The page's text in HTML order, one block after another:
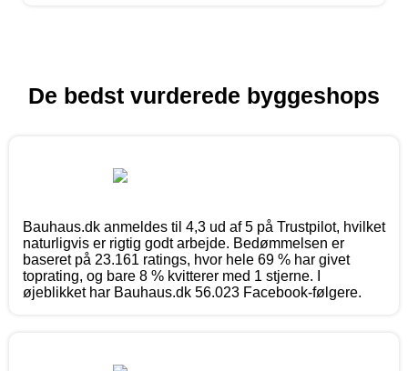
De bedst vurderede byggeshops
Bauhaus.dk anmeldes til 4,3 ud af 5 på Trustpilot, hvilket
naturligvis er rigtig godt arbejde. Bedømmelsen er
baseret på 23.161 ratings, hvor hele 69 % har givet
toprating, og bare 8 % kvitterer med 1 stjerne. I
øjeblikket har Bauhaus.dk 56.023 Facebook-følgere.